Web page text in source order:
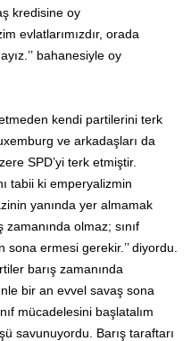
kredisine oy
evlatlarımızdır, orada
bahanesiyle oy
kendi partilerini terk
ve arkadaşları da
SPD’yi terk etmiştir.
tabii ki emperyalizmin
yanında yer almamak
olmaz; sınıf
ermesi gerekir.’’ diyordu.
barış zamanında
bir an evvel savaş sona
mücadelesini başlatalım
savunuyordu. Barış taraftarı